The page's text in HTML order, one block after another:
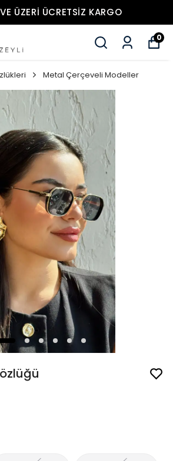
ÜZERİ ÜCRETSİZ KARGO
0
Metal Çerçeveli Modeller